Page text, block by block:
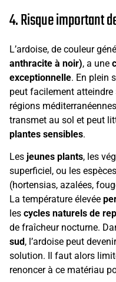
4. Risque important
L’ardoise, de couleur
anthracite à noir), a une
exceptionnelle. En plein
peut facilement atteindre
régions
transmet au sol et peut
plantes sensibles.
Les jeunes plants, les
superficiel, ou les
(hortensias, azalées,
La température élevée
les cycles naturels de
de fraîcheur nocturne.
sud , l’ardoise peut
solution. Il faut alors
renoncer à ce matériau